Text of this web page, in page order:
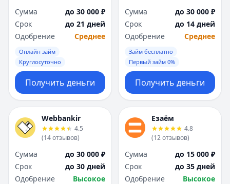
Сумма
до 30 000 ₽
Срок
до 21 дней
Одобрение
Среднее
Онлайн займ
Круглосуточно
Получить деньги
Сумма
до 30 000 ₽
Срок
до 14 дней
Одобрение
Среднее
Займ бесплатно
Первый займ 0%
Получить деньги
Webbankir
4.5
(14отзывов)
Сумма
до 30 000 ₽
Срок
до 30 дней
Одобрение
Высокое
Езаём
4.8
(12отзывов)
Сумма
до 15 000 ₽
Срок
до 35 дней
Одобрение
Высокое